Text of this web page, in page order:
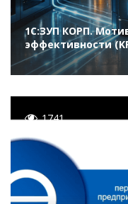
1С:ЗУП КОРП.
эффективности
1741